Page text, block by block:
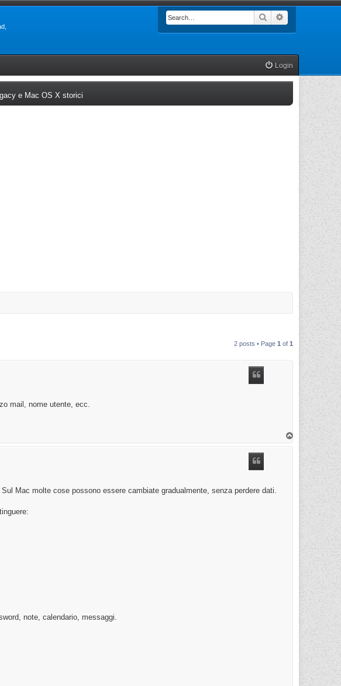
Search
Login
e Mac OS X storici
2 posts • Page 1 of 1
mail, nome utente, ecc.
Mac molte cose possono essere cambiate gradualmente, senza perdere dati.
note, calendario, messaggi.